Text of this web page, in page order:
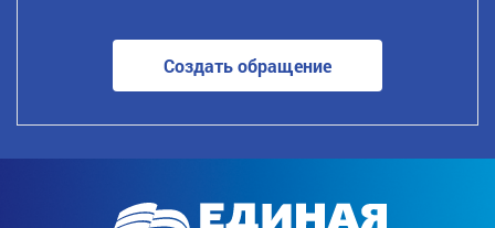
Создать обращение